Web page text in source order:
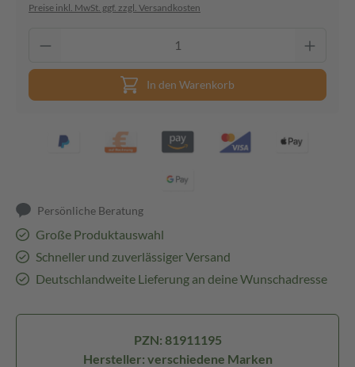
Preise inkl. MwSt. ggf. zzgl. Versandkosten
In den Warenkorb
Persönliche Beratung
Große Produktauswahl
Schneller und zuverlässiger Versand
Deutschlandweite Lieferung an deine Wunschadresse
PZN: 81911195
Hersteller: verschiedene Marken